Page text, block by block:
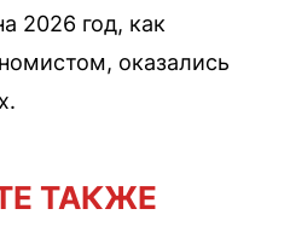
2026 год, как
оказались
ТАКЖЕ